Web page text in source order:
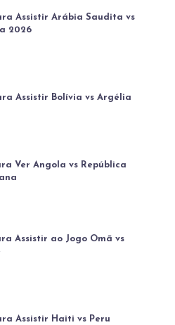
Assistir Arábia Saudita vs
2026
Assistir Bolívia vs Argélia
Ver Angola vs República
Assistir ao Jogo Omã vs
Assistir Haiti vs Peru